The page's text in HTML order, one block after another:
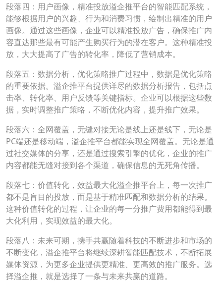
段落四：用户画像，精准投放溢企推平台的智能匹配系统，
能够根据用户的兴趣、行为和消费习惯，绘制出精准的用户
画像。通过这些画像，企业可以精准投放广告，确保推广内
容直达那些最有可能产生购买行为的潜在客户。这种精准投
放，大大提高了广告的转化率，降低了营销成本。
段落五：数据分析，优化策略推广过程中，数据是优化策略
的重要依据。溢企推平台提供详尽的数据分析报告，包括点
击率、转化率、用户反馈等关键指标。企业可以根据这些数
据，实时调整推广策略，不断优化内容，提升推广效果。
段落六：全网覆盖，无缝对接无论是线上还是线下，无论是
PC端还是移动端，溢企推平台都能实现全网覆盖。无论是通
过社交媒体的分享，还是通过搜索引擎的优化，企业的推广
内容都能无缝对接到各个渠道，确保信息的无死角传播。
段落七：价值转化，效益最大化溢企推平台上，每一次推广
都不是盲目的投放，而是基于精准匹配和数据分析的结果。
这种价值转化的过程，让企业的每一分推广费用都能得到最
大化利用，实现效益的最大化。
段落八：未来可期，携手共赢随着科技的不断进步和市场的
不断变化，溢企推平台将继续深耕智能匹配技术，不断拓展
媒体资源，为更多企业提供更精准、更高效的推广服务。选
择溢企推，就是选择了一条与未来共赢的道路。